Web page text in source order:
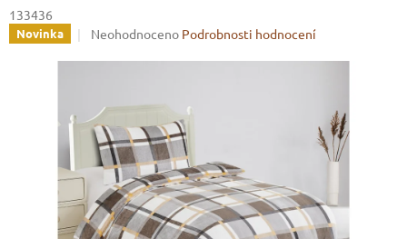
133436
Novinka
Průměrné
z
5
hvězdiček.
Neohodnoceno Podrobnosti hodnocení